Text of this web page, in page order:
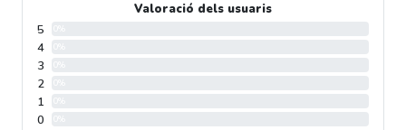
Valoració dels usuaris
5
4
3
2
1
0